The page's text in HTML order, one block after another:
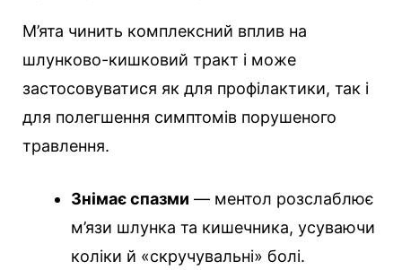
М’ята чинить комплексний вплив на
шлунково-кишковий тракт і може
застосовуватися як для профілактики, так і
для полегшення симптомів порушеного
травлення.
Знімає спазми — ментол розслаблює
м’язи шлунка та кишечника, усуваючи
коліки й «скручувальні» болі.